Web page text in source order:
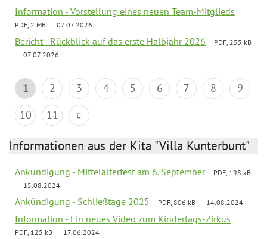
Information - Vorstellung eines neuen Team-Mitglieds
PDF, 2 MB 07.07.2026
Bericht - Rückblick auf das erste Halbjahr 2026
PDF, 255 kB
07.07.2026
1 2 3 4 5 6 7 8
9
10
11
Informationen aus der Kita "Villa Kunterbunt"
Ankündigung - Mittelalterfest am 6. September
PDF, 198 kB
15.08.2024
Ankündigung - Schließtage 2025 PDF, 806 kB 14.08.2024
Information - Ein neues Video zum Kindertags-Zirkus
PDF, 125 kB 17.06.2024